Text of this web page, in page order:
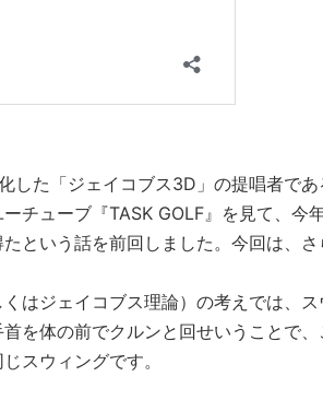
した「ジェイコブス3D」の提唱者で
チューブ『TASK GOLF』を見て、今
という話を前回しました。今回は、さ
はジェイコブス理論）の考えでは、
を体の前でクルンと回せいうことで
スウィングです。